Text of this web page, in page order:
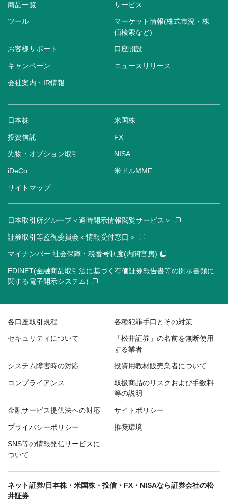
商品一覧 サービス
ツール
マーケット情報(株式市況・株
価検索など)
お客様サポート 口座開設
キャンペーン ニュースリリース
会社案内・IR情報
日本株 米国株
投資信託 FX
先物・オプション取引 NISA
iDeCo 米ドルMMF
サイトマップ
日本取引所グループ＜適時開示情報閲覧サービス＞
証券取引等監視委員会＜情報受付窓口＞
マイナンバー 社会保障・税番号制度(内閣官房)
EDINET(金融商品取引法に基づく有価証券報告書等の開示書類に
関する電子開示システム)
各口座取引規程 各種犯罪手口とその対策
セキュリティについて
「松井証券」の名前を無断使用
する業者
システム障害時の対応 投資用教材販売業者について
コンプライアンス
取扱商品のリスクおよび手数料
等の説明
金融サービス提供法への対応 サイトポリシー
プライバシーポリシー 推奨環境
SNS等の情報発信サービスに
ついて
ネット証券/日本株・米国株・投信・FX・NISAなら証券会社の松
井証券